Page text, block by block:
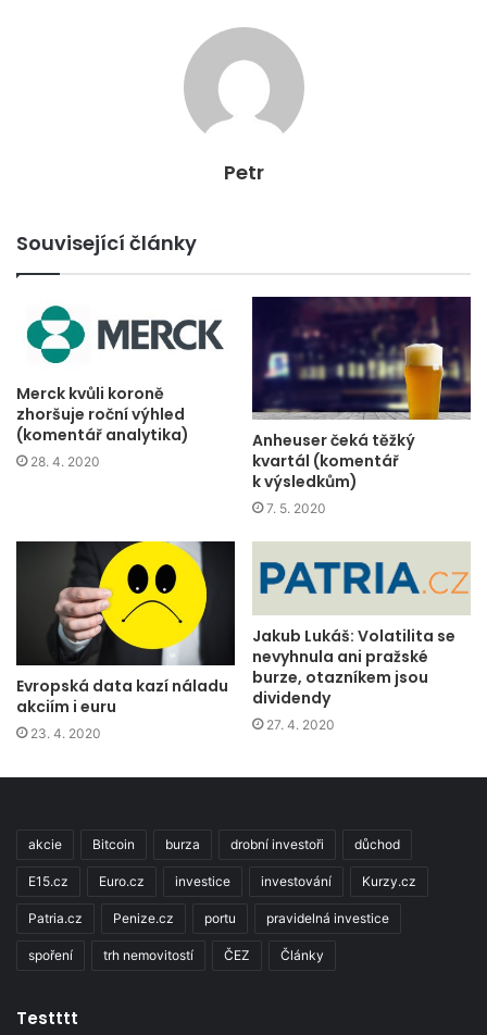
Petr
Související články
Merck kvůli koroně
zhoršuje roční výhled
(komentář analytika)
28. 4. 2020
Anheuser čeká těžký
kvartál (komentář
k výsledkům)
7. 5. 2020
Evropská data kazí náladu
akciím i euru
23. 4. 2020
Jakub Lukáš: Volatilita se
nevyhnula ani pražské
burze, otazníkem jsou
dividendy
27. 4. 2020
akcie Bitcoin burza drobní investoři důchod
E15.cz Euro.cz investice investování Kurzy.cz
Patria.cz Penize.cz portu pravidelná investice
spoření trh nemovitostí ČEZ Články
Testttt